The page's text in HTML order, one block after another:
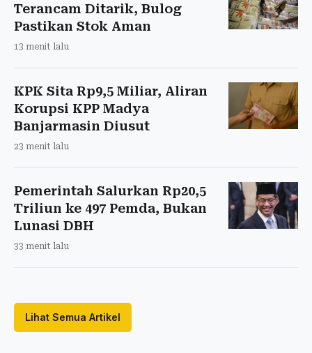
Terancam Ditarik, Bulog
Pastikan Stok Aman
13 menit lalu
KPK Sita Rp9,5 Miliar, Aliran
Korupsi KPP Madya
Banjarmasin Diusut
23 menit lalu
Pemerintah Salurkan Rp20,5
Triliun ke 497 Pemda, Bukan
Lunasi DBH
33 menit lalu
Lihat Semua Artikel